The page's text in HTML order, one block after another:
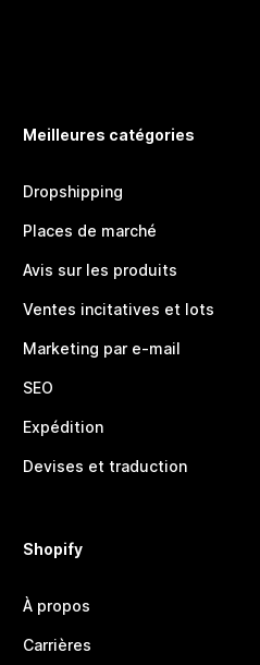
Meilleures catégories
Dropshipping
Places de marché
Avis sur les produits
Ventes incitatives et lots
Marketing par e-mail
SEO
Expédition
Devises et traduction
Shopify
À propos
Carrières